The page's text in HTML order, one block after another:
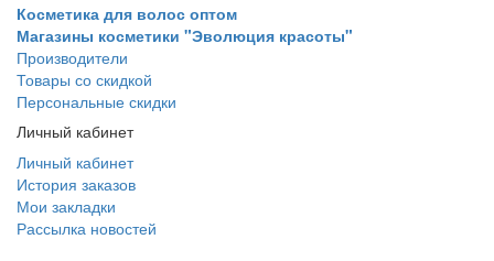
Косметика для волос оптом
Магазины косметики "Эволюция красоты"
Производители
Товары со скидкой
Персональные скидки
Личный кабинет
Личный кабинет
История заказов
Мои закладки
Рассылка новостей